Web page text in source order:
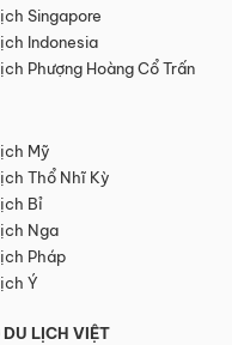
Singapore
Indonesia
Phượng Hoàng Cổ Trấn
Mỹ
Thổ Nhĩ Kỳ
Bỉ
Nga
Pháp
Ý
LỊCH VIỆT